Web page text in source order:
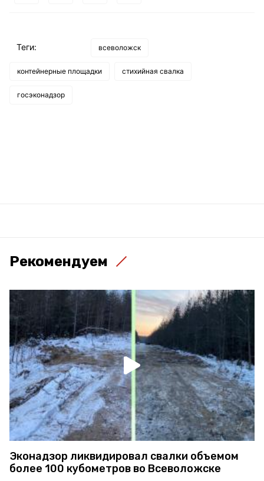
Теги: всеволожск
контейнерные площадки стихийная свалка
госэконадзор
Рекомендуем
Эконадзор ликвидировал свалки объемом
более 100 кубометров во Всеволожске